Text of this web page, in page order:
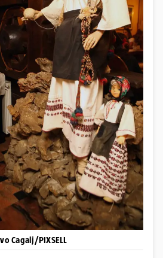
Cagalj/PIXSELL